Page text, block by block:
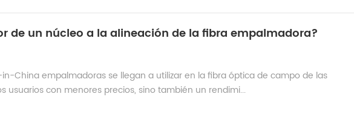
de un núcleo a la alineación de la fibra empalmadora?
China empalmadoras se llegan a utilizar en la fibra óptica de campo de las
usuarios con menores precios, sino también un rendimi...